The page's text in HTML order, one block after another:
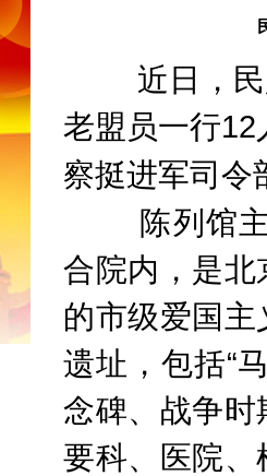
近日，
老盟员一行12
察挺进军司令
陈列馆
合院内，是
的市级爱国
遗址，包括“
念碑、战争
要科、医院